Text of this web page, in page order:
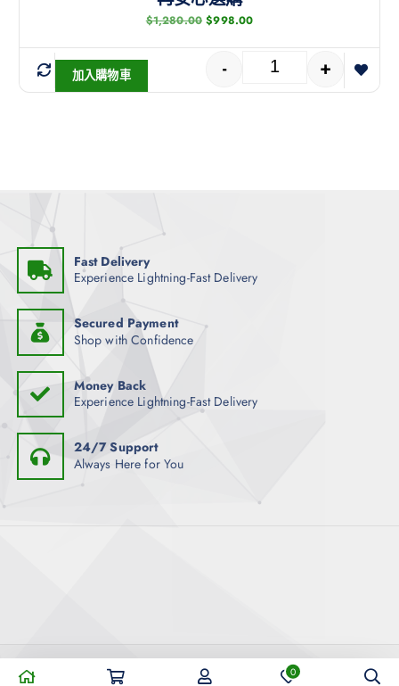
$1,280.00 $998.00
- +
加入購物車
Fast Delivery
Experience Lightning-Fast Delivery
Secured Payment
Shop with Confidence
Money Back
Experience Lightning-Fast Delivery
24/7 Support
Always Here for You
Copyright © 2026 AMIGOSKINGDOM 老友王國健康購物平台 |
0